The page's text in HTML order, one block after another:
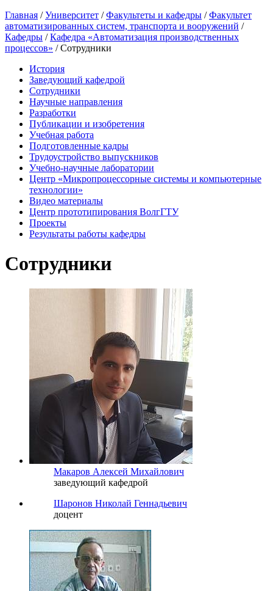
Главная /Университет /Факультеты и кафедры /Факультет
автоматизированных систем, транспорта и вооружений /
Кафедры /Кафедра «Автоматизация производственных
процессов» / Сотрудники
История
Заведующий кафедрой
Сотрудники
Научные направления
Разработки
Публикации и изобретения
Учебная работа
Подготовленные кадры
Трудоустройство выпускников
Учебно-научные лаборатории
Центр «Микропроцессорные системы и компьютерные
технологии»
Видео материалы
Центр прототипирования ВолгГТУ
Проекты
Результаты работы кафедры
Сотрудники
Макаров Алексей Михайлович
заведующий кафедрой
Шаронов Николай Геннадьевич
доцент